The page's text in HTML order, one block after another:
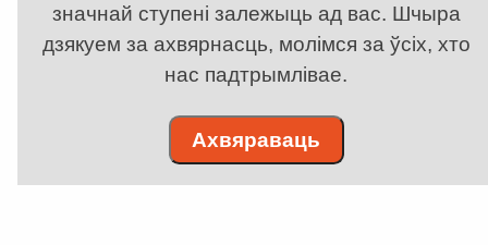
значнай ступені залежыць ад вас. Шчыра
дзякуем за ахвярнасць, молімся за ўсіх, хто
нас падтрымлівае.
Ахвяраваць